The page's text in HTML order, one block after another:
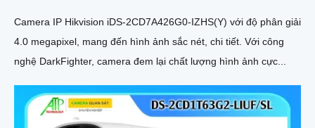
Camera IP Hikvision iDS-2CD7A426G0-IZHS(Y) với độ phân giải
4.0 megapixel, mang đến hình ảnh sắc nét, chi tiết. Với công
nghệ DarkFighter, camera đem lại chất lượng hình ảnh cực...